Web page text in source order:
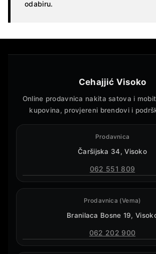
odabiru.
Cehajjić Visoko
Online prodavnica nakita satova i
kupovina, provjereni brendovi i
Prodavnica
Čaršijska 34, Visoko
062 551 809
Prodavnica (Vema)
Branilaca Bosne 19,
062 202 900